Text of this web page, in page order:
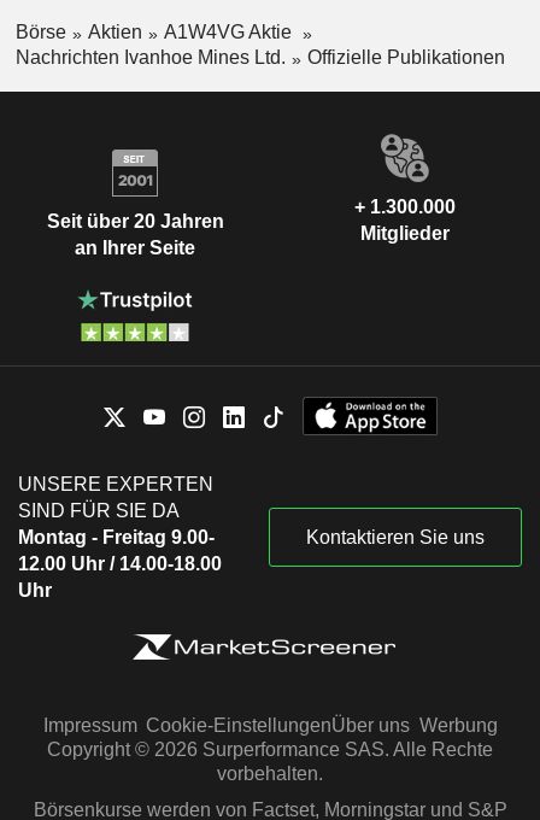
Börse Aktien
A1W4VG Aktie
Nachrichten Ivanhoe Mines Ltd.
Offizielle Publikationen
Seit über 20 Jahren
an Ihrer Seite
+ 1.300.000
Mitglieder
UNSERE EXPERTEN
SIND FÜR SIE DA
Montag - Freitag 9.00-
12.00 Uhr / 14.00-18.00
Uhr
Kontaktieren Sie uns
Impressum Cookie-EinstellungenÜber uns Werbung
Copyright © 2026 Surperformance SAS. Alle Rechte
vorbehalten.
Börsenkurse werden von Factset, Morningstar und S&P